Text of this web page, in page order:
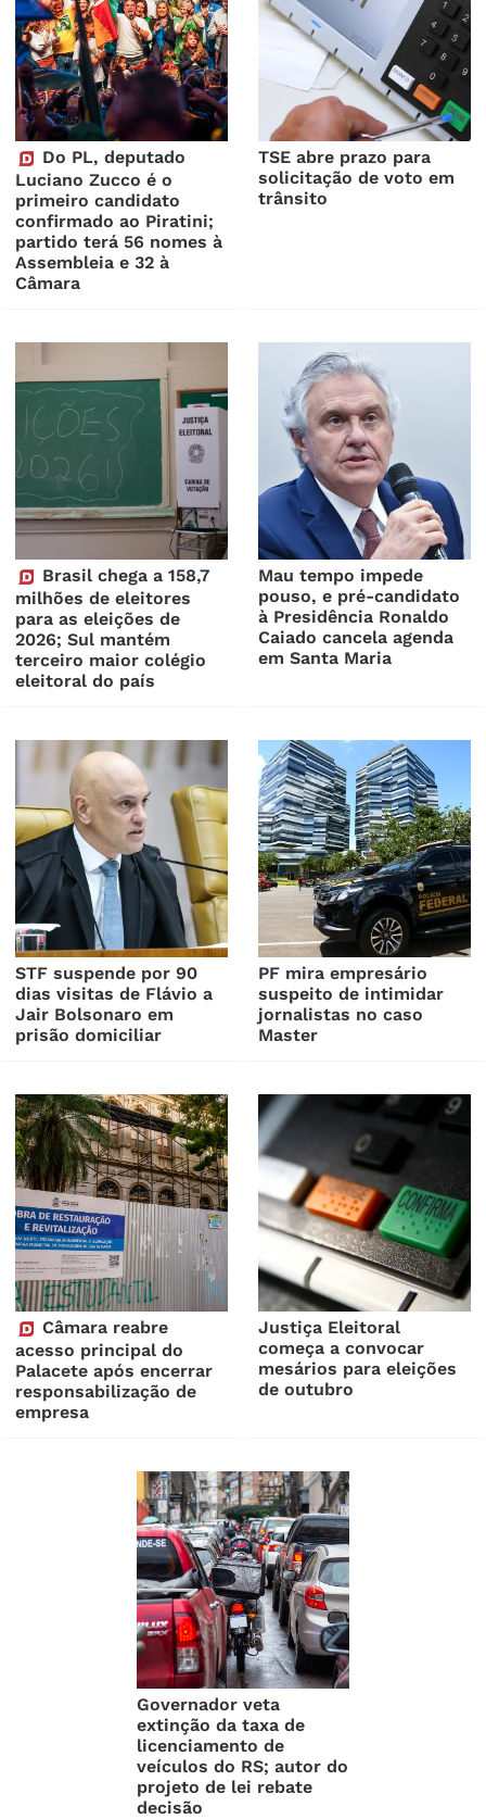
Do PL, deputado
Luciano Zucco é o
primeiro candidato
confirmado ao Piratini;
partido terá 56 nomes à
Assembleia e 32 à
Câmara
TSE abre prazo para
solicitação de voto em
trânsito
Brasil chega a 158,7
milhões de eleitores
para as eleições de
2026; Sul mantém
terceiro maior colégio
eleitoral do país
Mau tempo impede
pouso, e pré-candidato
à Presidência Ronaldo
Caiado cancela agenda
em Santa Maria
STF suspende por 90
dias visitas de Flávio a
Jair Bolsonaro em
prisão domiciliar
PF mira empresário
suspeito de intimidar
jornalistas no caso
Master
Câmara reabre
acesso principal do
Palacete após encerrar
responsabilização de
empresa
Justiça Eleitoral
começa a convocar
mesários para eleições
de outubro
Governador veta
extinção da taxa de
licenciamento de
veículos do RS; autor do
projeto de lei rebate
decisão